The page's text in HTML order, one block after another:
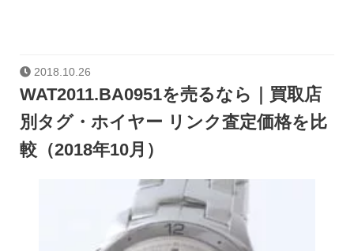
2018.10.26
WAT2011.BA0951を売るなら｜買取店
別タグ・ホイヤー リンク査定価格を比
較（2018年10月）